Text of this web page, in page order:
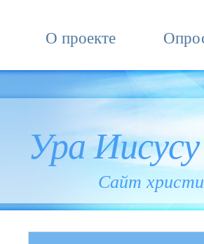
О проекте
Ура Иисусу
Сайт